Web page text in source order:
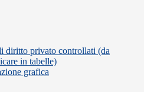
diritto privato controllati (da
in tabelle)
grafica